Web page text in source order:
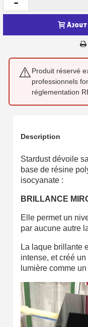
Inscription à
Livraison offerte en
Paiement
Votre
Partagez vos
Réduction
10€ de bon
Inscription
Livraison offerte en
Paiement en
Votre
Partagez vos
Gagnez des
⚠️Produit réservé
professionnels
réglementation
Description
Stardust dévoile
base de résine
isocyanate :
BRILLANCE
Elle permet un
par aucune autre
La laque brillante
intense, et créé un
lumière comme un